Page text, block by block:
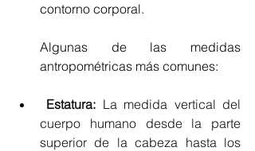
contorno corporal.
Algunas de las medidas
antropométricas más comunes:
Estatura: La medida vertical del
cuerpo humano desde la parte
superior de la cabeza hasta los